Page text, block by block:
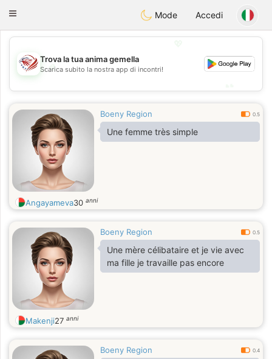
StatesDating
Toggle
Mode Accedi
💖
💕
Trova la tua anima gemella
Scarica subito la nostra app di incontri!
Boeny Region 0.5
Une femme très simple
Angayameva30 anni
Boeny Region 0.5
Une mère célibataire et je vie avec
ma fille je travaille pas encore
Makenji27 anni
Boeny Region 0.4